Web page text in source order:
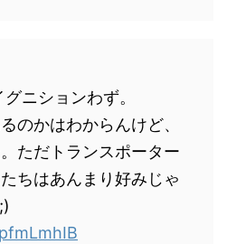
ニションわず。
のかはわからんけど、
ただトランスポーター
ちはあんまり好みじゃ